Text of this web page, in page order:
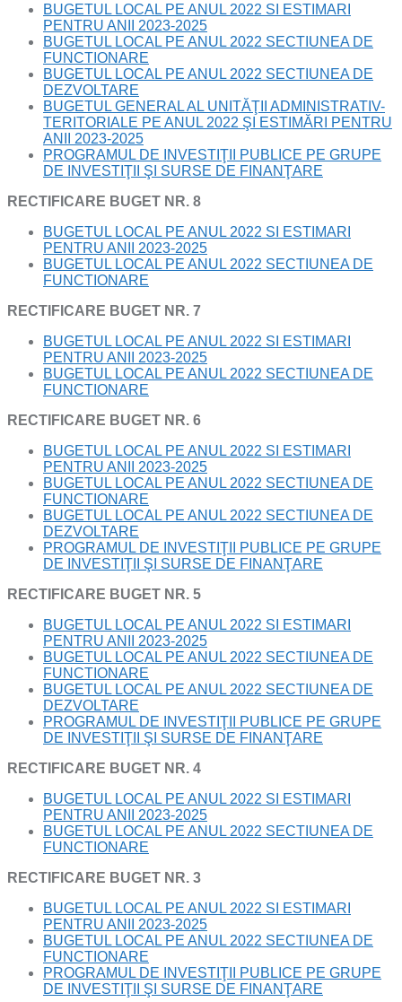
BUGETUL LOCAL PE ANUL 2022 SI ESTIMARI
PENTRU ANII 2023-2025
BUGETUL LOCAL PE ANUL 2022 SECTIUNEA DE
FUNCTIONARE
BUGETUL LOCAL PE ANUL 2022 SECTIUNEA DE
DEZVOLTARE
BUGETUL GENERAL AL UNITĂŢII ADMINISTRATIV-
TERITORIALE PE ANUL 2022 ŞI ESTIMĂRI PENTRU
ANII 2023-2025
PROGRAMUL DE INVESTIŢII PUBLICE PE GRUPE
DE INVESTIŢII ŞI SURSE DE FINANŢARE
RECTIFICARE BUGET NR. 8
BUGETUL LOCAL PE ANUL 2022 SI ESTIMARI
PENTRU ANII 2023-2025
BUGETUL LOCAL PE ANUL 2022 SECTIUNEA DE
FUNCTIONARE
RECTIFICARE BUGET NR. 7
BUGETUL LOCAL PE ANUL 2022 SI ESTIMARI
PENTRU ANII 2023-2025
BUGETUL LOCAL PE ANUL 2022 SECTIUNEA DE
FUNCTIONARE
RECTIFICARE BUGET NR. 6
BUGETUL LOCAL PE ANUL 2022 SI ESTIMARI
PENTRU ANII 2023-2025
BUGETUL LOCAL PE ANUL 2022 SECTIUNEA DE
FUNCTIONARE
BUGETUL LOCAL PE ANUL 2022 SECTIUNEA DE
DEZVOLTARE
PROGRAMUL DE INVESTIŢII PUBLICE PE GRUPE
DE INVESTIŢII ŞI SURSE DE FINANŢARE
RECTIFICARE BUGET NR. 5
BUGETUL LOCAL PE ANUL 2022 SI ESTIMARI
PENTRU ANII 2023-2025
BUGETUL LOCAL PE ANUL 2022 SECTIUNEA DE
FUNCTIONARE
BUGETUL LOCAL PE ANUL 2022 SECTIUNEA DE
DEZVOLTARE
PROGRAMUL DE INVESTIŢII PUBLICE PE GRUPE
DE INVESTIŢII ŞI SURSE DE FINANŢARE
RECTIFICARE BUGET NR. 4
BUGETUL LOCAL PE ANUL 2022 SI ESTIMARI
PENTRU ANII 2023-2025
BUGETUL LOCAL PE ANUL 2022 SECTIUNEA DE
FUNCTIONARE
RECTIFICARE BUGET NR. 3
BUGETUL LOCAL PE ANUL 2022 SI ESTIMARI
PENTRU ANII 2023-2025
BUGETUL LOCAL PE ANUL 2022 SECTIUNEA DE
FUNCTIONARE
PROGRAMUL DE INVESTIŢII PUBLICE PE GRUPE
DE INVESTIŢII ŞI SURSE DE FINANŢARE